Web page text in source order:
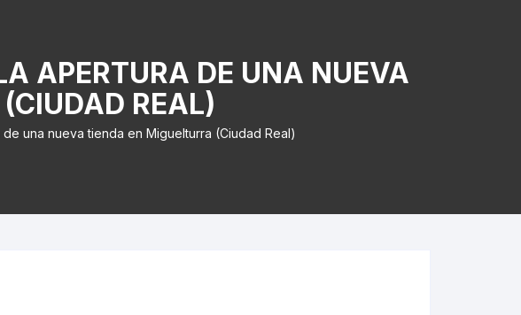
APERTURA DE UNA NUEVA
REAL)
de una nueva tienda en Miguelturra (Ciudad Real)